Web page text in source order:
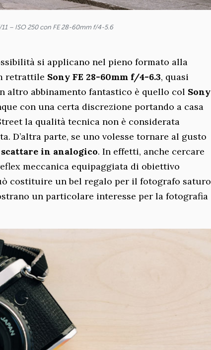
– ISO 250 con FE 28-60mm f/4-5.6
si applicano nel pieno formato alla
retrattile Sony FE 28-60mm f/4-6.3, quasi
altro abbinamento fantastico è quello col Sony
con una certa discrezione portando a casa
la qualità tecnica non è considerata
D’altra parte, se uno volesse tornare al gusto
scattare in analogico. In effetti, anche cercare
meccanica equipaggiata di obiettivo
costituire un bel regalo per il fotografo saturo
un particolare interesse per la fotografia